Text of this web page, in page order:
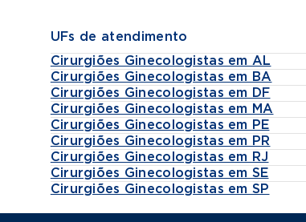
UFs de atendimento
Cirurgiões Ginecologistas em AL
Cirurgiões Ginecologistas em BA
Cirurgiões Ginecologistas em DF
Cirurgiões Ginecologistas em MA
Cirurgiões Ginecologistas em PE
Cirurgiões Ginecologistas em PR
Cirurgiões Ginecologistas em RJ
Cirurgiões Ginecologistas em SE
Cirurgiões Ginecologistas em SP